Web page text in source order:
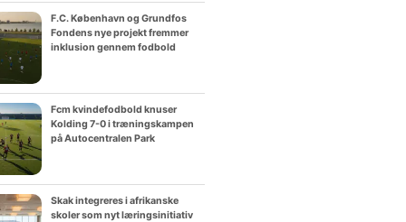
F.C. København og Grundfos
Fondens nye projekt fremmer
inklusion gennem fodbold
Fcm kvindefodbold knuser
Kolding 7-0 i træningskampen
på Autocentralen Park
Skak integreres i afrikanske
skoler som nyt læringsinitiativ